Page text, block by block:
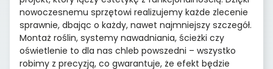
nowoczesnemu sprzętowi realizujemy każde zlecenie
sprawnie, dbając o każdy, nawet najmniejszy szczegół.
Montaż roślin, systemy nawadniania, ścieżki czy
oświetlenie to dla nas chleb powszedni – wszystko
robimy z precyzją, co gwarantuje, że efekt będzie